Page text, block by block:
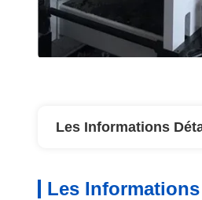
Les Informations
Les